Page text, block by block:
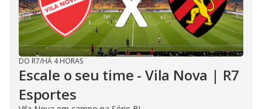
DO R7/HÁ 4 HORAS
Escale o seu time - Vila Nova | R7
Esportes